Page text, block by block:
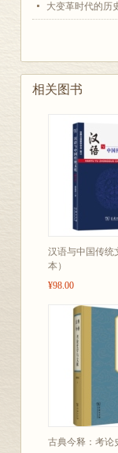
大变革时代的历
相关图书
汉语与中国传统
本）
¥98.00
古典今释：考论